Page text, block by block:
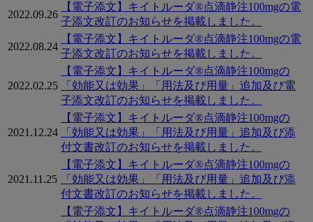
2022.09.26
【電子添文】キイトルーダ®点滴静注100mgの電
子添文改訂のお知らせを掲載しました。
2022.08.24
【電子添文】キイトルーダ®点滴静注100mgの電
子添文改訂のお知らせを掲載しました。
2022.02.25
【電子添文】キイトルーダ®点滴静注100mgの
「効能又は効果」「用法及び用量」追加及び電
子添文改訂のお知らせを掲載しました。
2021.12.24
【電子添文】キイトルーダ®点滴静注100mgの
「効能又は効果」「用法及び用量」追加及び添
付文書改訂のお知らせを掲載しました。
2021.11.25
【電子添文】キイトルーダ®点滴静注100mgの
「効能又は効果」「用法及び用量」追加及び添
付文書改訂のお知らせを掲載しました。
【電子添文】キイトルーダ®点滴静注100mgの